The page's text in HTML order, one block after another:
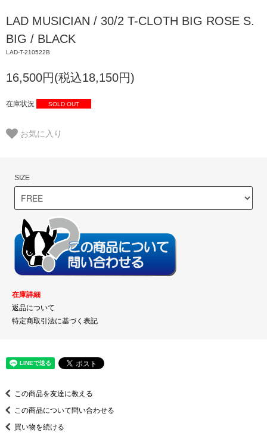
LAD MUSICIAN / 30/2 T-CLOTH BIG ROSE S.
BIG / BLACK
LAD-T-210522B
16,500円(税込18,150円)
在庫状況 SOLD OUT
お気に入り
SIZE
在庫詳細
返品について
特定商取引法に基づく表記
この商品を友達に教える
この商品について問い合わせる
買い物を続ける